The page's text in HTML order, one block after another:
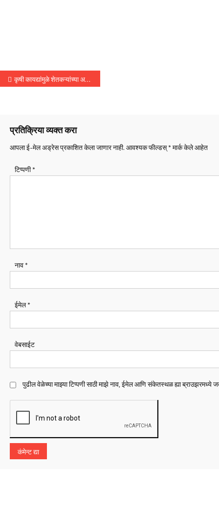
पोस्टचे नॅव्हिगेशन
कृषी कायद्यांमुळे शेतकऱ्यांच्या अडचणी संपू लागल्या – पंतप्रधान नरेंद्र मोदी
प्रतिक्रिया व्यक्त करा
आपला ई-मेल अड्रेस प्रकाशित केला जाणार नाही.आवश्यक फील्डस्*मार्क केले आहेत
टिप्पणी*
नाव*
ईमेल*
वेबसाईट
पुढील वेळेच्या माझ्या टिप्पणी साठी माझे नाव, ईमेल आणि संकेतस्थळ ह्या ब्राउझरमध्ये